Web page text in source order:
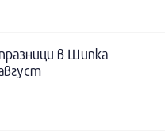
в Шипка